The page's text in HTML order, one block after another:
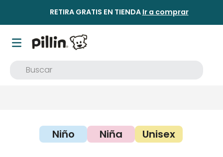
RETIRA GRATIS EN TIENDA Ir a comprar
Niño Niña Unisex